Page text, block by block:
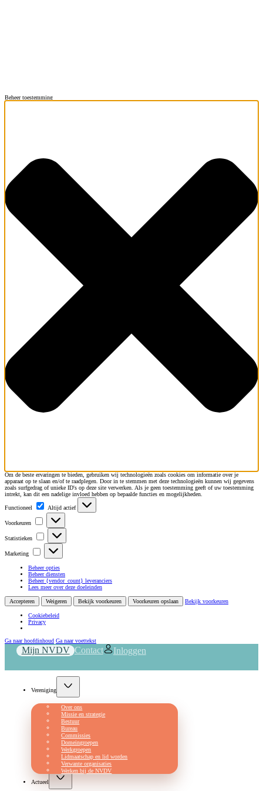
Beheer toestemming
Om de beste ervaringen te bieden, gebruiken wij technologieën zoals cookies om informatie over je
apparaat op te slaan en/of te raadplegen. Door in te stemmen met deze technologieën kunnen wij gegevens
zoals surfgedrag of unieke ID's op deze site verwerken. Als je geen toestemming geeft of uw toestemming
intrekt, kan dit een nadelige invloed hebben op bepaalde functies en mogelijkheden.
Functioneel
Altijd actief
Voorkeuren
Voorkeuren
Statistieken
Statistieken
Marketing
Marketing
Beheer opties
Beheer diensten
Beheer {vendor_count} leveranciers
Lees meer over deze doeleinden
Accepteren Weigeren Bekijk voorkeuren Voorkeuren opslaan Bekijk voorkeuren
Cookiebeleid
Privacy
Ga naar hoofdinhoud Ga naar voettekst
Mijn NVDV Contact Inloggen
Vereniging
Over ons
Missie en strategie
Bestuur
Bureau
Commissies
Domeingroepen
Werkgroepen
Lidmaatschap en lid worden
Verwante organisaties
Werken bij de NVDV
Actueel